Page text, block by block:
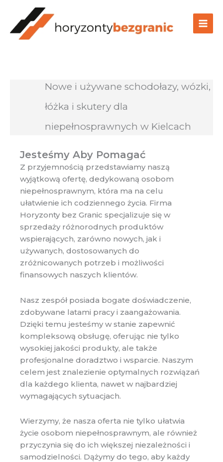
treści
Nowe i używane schodołazy, wózki,
łóżka i skutery dla
niepełnosprawnych w Kielcach
Jesteśmy Aby Pomagać
Z przyjemnością przedstawiamy naszą
wyjątkową ofertę, dedykowaną osobom
niepełnosprawnym, która ma na celu
ułatwienie ich codziennego życia. Firma
Horyzonty bez Granic specjalizuje się w
sprzedaży różnorodnych produktów
wspierających, zarówno nowych, jak i
używanych, dostosowanych do
zróżnicowanych potrzeb i możliwości
finansowych naszych klientów.
Nasz zespół posiada bogate doświadczenie,
zdobywane latami pracy i zaangażowania.
Dzięki temu jesteśmy w stanie zapewnić
kompleksową obsługę, oferując nie tylko
wysokiej jakości produkty, ale także
profesjonalne doradztwo i wsparcie. Naszym
celem jest znalezienie optymalnych rozwiązań
dla każdego klienta, nawet w najbardziej
wymagających sytuacjach.
Wierzymy, że nasza oferta nie tylko ułatwia
życie osobom niepełnosprawnym, ale również
przyczynia się do ich większej niezależności i
samodzielności. Dążymy do tego, aby każdy